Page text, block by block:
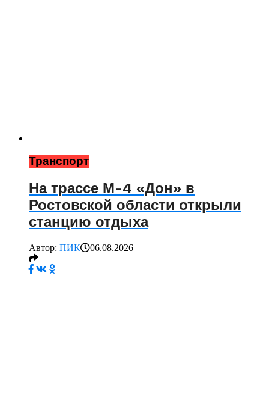
Транспорт
На трассе М-4 «Дон» в
Ростовской области открыли
станцию отдыха
Автор: ПИК 06.08.2026